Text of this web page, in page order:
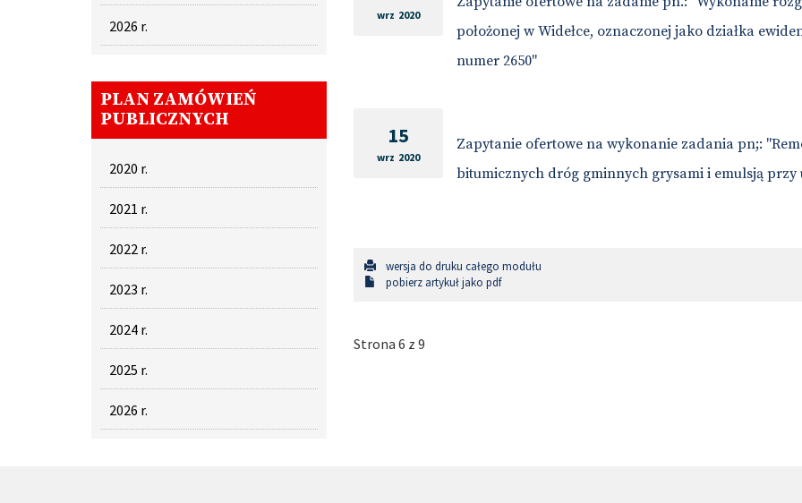
2026 r.
PLAN ZAMÓWIEŃ
PUBLICZNYCH
2020 r.
2021 r.
2022 r.
2023 r.
2024 r.
2025 r.
2026 r.
wrz 2020
położonej w Widełce, oznaczonej jako działka
numer 2650"
15
wrz 2020
Zapytanie ofertowe na wykonanie zadania pn;:
bitumicznych dróg gminnych grysami i emulsją przy
wersja do druku całego modułu
pobierz artykuł jako pdf
Strona 6 z 9